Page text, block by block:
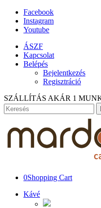
Facebook
Instagram
Youtube
ÁSZF
Kapcsolat
Belépés
Bejelentkezés
Regisztráció
SZÁLLÍTÁS AKÁR 1
0Shopping Cart
Kávé